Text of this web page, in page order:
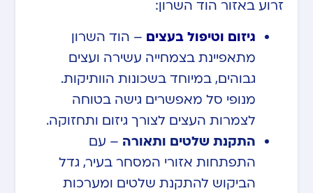
זרוע באזור הוד השרון:
גיזום וטיפול בעצים – הוד השרון
מתאפיינת בצמחייה עשירה ועצים
גבוהים, במיוחד בשכונות הוותיקות.
מנופי סל מאפשרים גישה בטוחה
לצמרות העצים לצורך גיזום ותחזוקה.
התקנת שלטים ותאורה – עם
התפתחות אזורי המסחר בעיר, גדל
הביקוש להתקנת שלטים ומערכות